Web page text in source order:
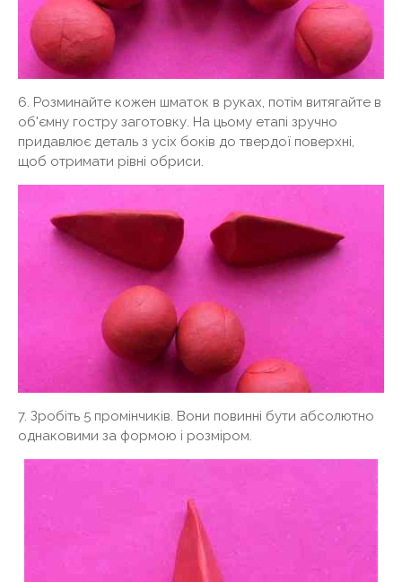
6. Розминайте кожен шматок в руках, потім витягайте в
об'ємну гостру заготовку. На цьому етапі зручно
придавлює деталь з усіх боків до твердої поверхні,
щоб отримати рівні обриси.
7. Зробіть 5 промінчиків. Вони повинні бути абсолютно
однаковими за формою і розміром.